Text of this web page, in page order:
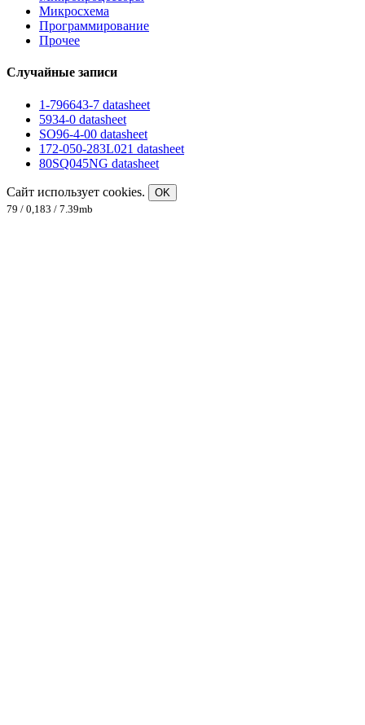
Микросхема
Программирование
Прочее
Случайные записи
1-796643-7 datasheet
5934-0 datasheet
SO96-4-00 datasheet
172-050-283L021 datasheet
80SQ045NG datasheet
Сайт использует cookies.
OK
79 / 0,183 / 7.39mb